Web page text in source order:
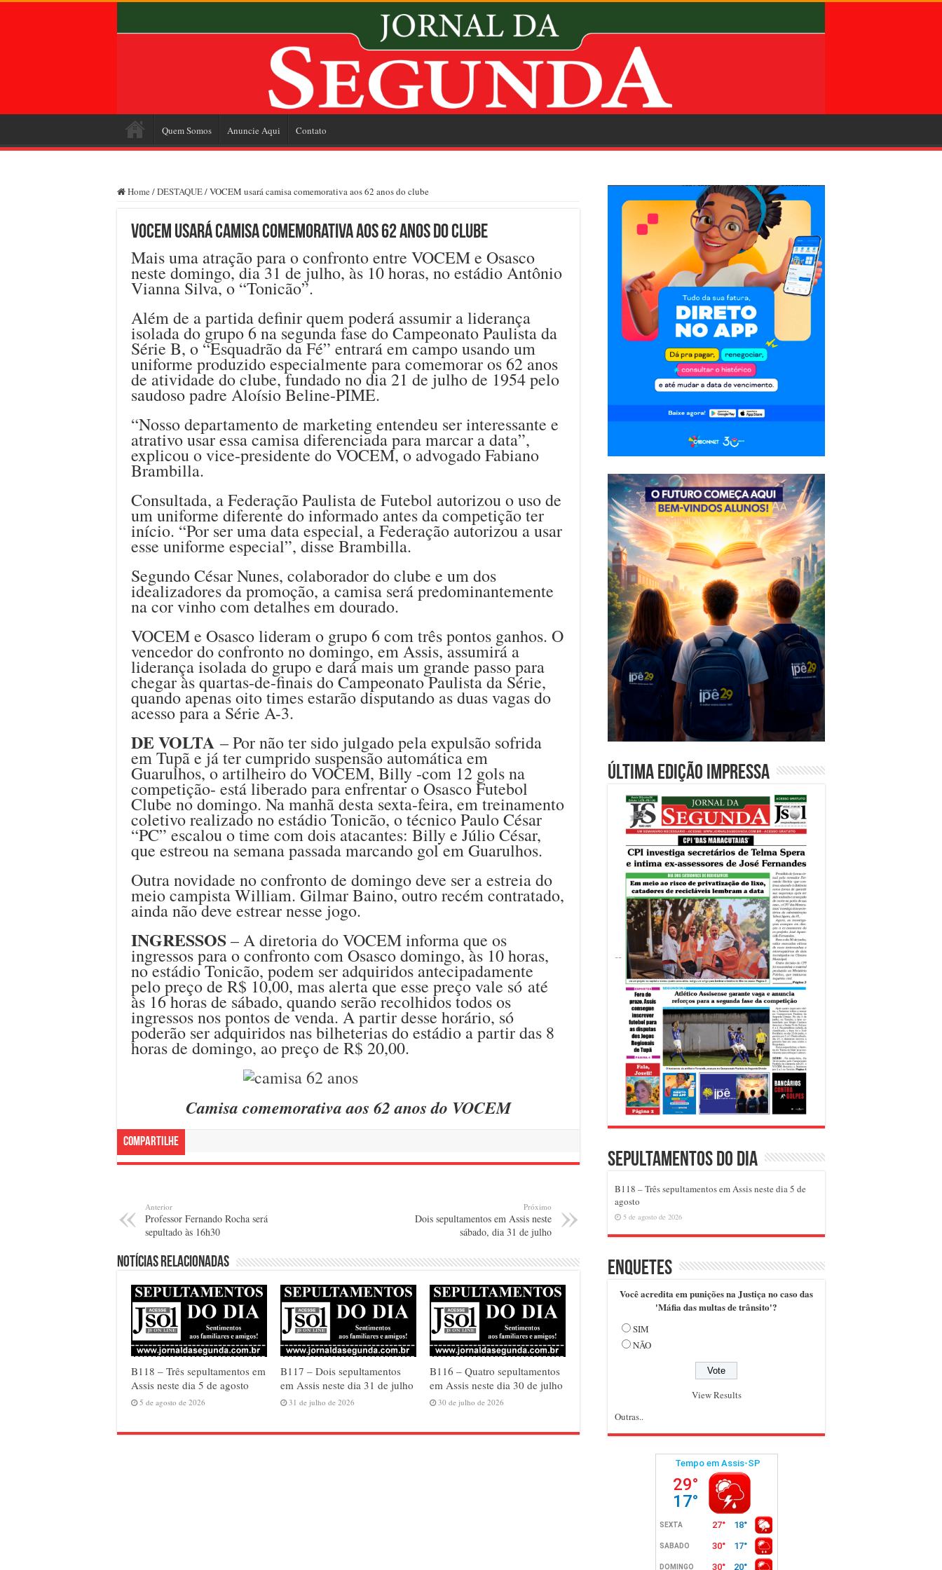
Quem Somos Anuncie Aqui Contato
Home /DESTAQUE/VOCEM usará camisa comemorativa aos 62 anos do clube
VOCEM usará camisa comemorativa aos 62 anos do clube
Mais uma atração para o confronto entre VOCEM e Osasco
neste domingo, dia 31 de julho, às 10 horas, no estádio Antônio
Vianna Silva, o “Tonicão”.
Além de a partida definir quem poderá assumir a liderança
isolada do grupo 6 na segunda fase do Campeonato Paulista da
Série B, o “Esquadrão da Fé” entrará em campo usando um
uniforme produzido especialmente para comemorar os 62 anos
de atividade do clube, fundado no dia 21 de julho de 1954 pelo
saudoso padre Aloísio Beline-PIME.
“Nosso departamento de marketing entendeu ser interessante e
atrativo usar essa camisa diferenciada para marcar a data”,
explicou o vice-presidente do VOCEM, o advogado Fabiano
Brambilla.
Consultada, a Federação Paulista de Futebol autorizou o uso de
um uniforme diferente do informado antes da competição ter
início. “Por ser uma data especial, a Federação autorizou a usar
esse uniforme especial”, disse Brambilla.
Segundo César Nunes, colaborador do clube e um dos
idealizadores da promoção, a camisa será predominantemente
na cor vinho com detalhes em dourado.
VOCEM e Osasco lideram o grupo 6 com três pontos ganhos. O
vencedor do confronto no domingo, em Assis, assumirá a
liderança isolada do grupo e dará mais um grande passo para
chegar às quartas-de-finais do Campeonato Paulista da Série,
quando apenas oito times estarão disputando as duas vagas do
acesso para a Série A-3.
DE VOLTA – Por não ter sido julgado pela expulsão sofrida
em Tupã e já ter cumprido suspensão automática em
Guarulhos, o artilheiro do VOCEM, Billy -com 12 gols na
competição- está liberado para enfrentar o Osasco Futebol
Clube no domingo. Na manhã desta sexta-feira, em treinamento
coletivo realizado no estádio Tonicão, o técnico Paulo César
“PC” escalou o time com dois atacantes: Billy e Júlio César,
que estreou na semana passada marcando gol em Guarulhos.
Outra novidade no confronto de domingo deve ser a estreia do
meio campista William. Gilmar Baino, outro recém contratado,
ainda não deve estrear nesse jogo.
INGRESSOS– A diretoria do VOCEM informa que os
ingressos para o confronto com Osasco domingo, às 10 horas,
no estádio Tonicão, podem ser adquiridos antecipadamente
pelo preço de R$ 10,00, mas alerta que esse preço vale só até
às 16 horas de sábado, quando serão recolhidos todos os
ingressos nos pontos de venda. A partir desse horário, só
poderão ser adquiridos nas bilheterias do estádio a partir das 8
horas de domingo, ao preço de R$ 20,00.
Camisa comemorativa aos 62 anos do VOCEM
Compartilhe
Anterior
Professor Fernando Rocha será
sepultado às 16h30
Próximo
Dois sepultamentos em Assis neste
sábado, dia 31 de julho
Notícias relacionadas
B118 – Três sepultamentos em
Assis neste dia 5 de agosto
5 de agosto de 2026
B117 – Dois sepultamentos
em Assis neste dia 31 de julho
31 de julho de 2026
B116 – Quatro sepultamentos
em Assis neste dia 30 de julho
30 de julho de 2026
Última edição impressa
Sepultamentos do dia
B118 – Três sepultamentos em Assis neste dia 5 de
agosto
5 de agosto de 2026
Enquetes
Você acredita em punições na Justiça no caso das
'Máfia das multas de trânsito'?
SIM
NÃO
View Results
Outras..